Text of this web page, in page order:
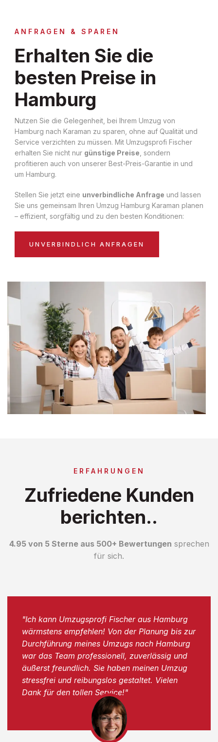
ANFRAGEN & SPAREN
Erhalten Sie die
besten Preise in
Hamburg
Nutzen Sie die Gelegenheit, bei Ihrem Umzug von
Hamburg nach Karaman zu sparen, ohne auf Qualität und
Service verzichten zu müssen. Mit Umzugsprofi Fischer
erhalten Sie nicht nur günstige Preise , sondern
profitieren auch von unserer Best-Preis-Garantie in und
um Hamburg.
Stellen Sie jetzt eine unverbindliche Anfrage und lassen
Sie uns gemeinsam Ihren Umzug Hamburg Karaman planen
– effizient, sorgfältig und zu den besten Konditionen:
UNVERBINDLICH ANFRAGEN
ERFAHRUNGEN
Zufriedene Kunden
berichten..
4.95 von 5 Sterne aus 500+ Bewertungen sprechen
für sich.
"Ich kann Umzugsprofi Fischer aus Hamburg
wärmstens empfehlen! Von der Planung bis zur
Durchführung meines Umzugs nach Hamburg
war das Team professionell, zuverlässig und
äußerst freundlich. Sie haben meinen Umzug
stressfrei und reibungslos gestaltet. Vielen
Dank für den tollen Service!"